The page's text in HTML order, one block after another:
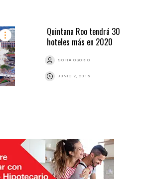
Quintana Roo tendrá 30
hoteles más en 2020
SOFIA OSORIO
JUNIO 2, 2015